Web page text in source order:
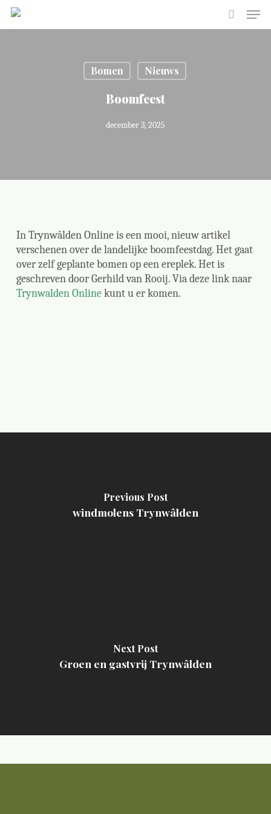
Skip
search
Bomen Nieuws
Boomfeest
december 3, 2025
In Trynwâlden Online is een mooi, nieuw artikel
verschenen over de landelijke boomfeestdag. Het gaat
over zelf geplante bomen op een ereplek. Het is
geschreven door Gerhild van Rooij. Via deze link naar
Trynwalden Onlinekunt u er komen.
Previous Post
windmolens Trynwâlden
Next Post
Groen en gastvrij Trynwâlden